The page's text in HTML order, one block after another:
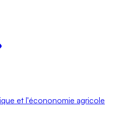
et l'écononomie agricole